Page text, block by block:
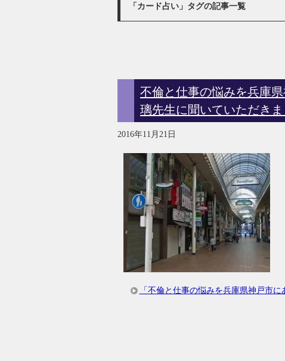
「カード占い」タグの記事一覧
不倫と仕事の悩みを兵庫
璃先生に聞いていただき
2016年11月21日
「不倫と仕事の悩みを兵庫県神戸市